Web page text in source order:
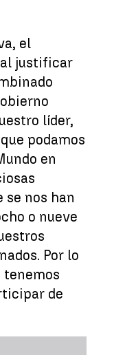
el
justificar
líder,
podamos
en
nos han
o nueve
Por lo
de